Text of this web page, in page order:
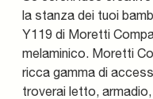
la stanza dei tuoi
Y119 di Moretti
melaminico. Moretti
ricca gamma di
troverai letto,